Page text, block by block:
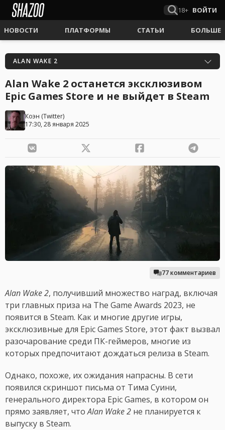
18+ ВОЙТИ
НОВОСТИ ПЛАТФОРМЫ СТАТЬИ БОЛЬШЕ
ALAN WAKE 2
Alan Wake 2 останется эксклюзивом
Epic Games Store и не выйдет в Steam
Коэн (Twitter)
17:30, 28 января 2025
77 комментариев
Alan Wake 2, получивший множество наград, включая
три главных приза на The Game Awards 2023, не
появится в Steam. Как и многие другие игры,
эксклюзивные для Epic Games Store, этот факт вызвал
разочарование среди ПК-геймеров, многие из
которых предпочитают дождаться релиза в Steam.
Однако, похоже, их ожидания напрасны. В сети
появился скриншот письма от Тима Суини,
генерального директора Epic Games, в котором он
прямо заявляет, чтоAlan Wake 2 не планируется к
выпуску в Steam.